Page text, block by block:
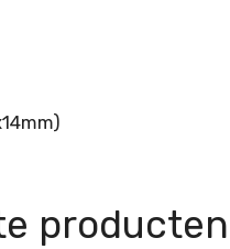
producten